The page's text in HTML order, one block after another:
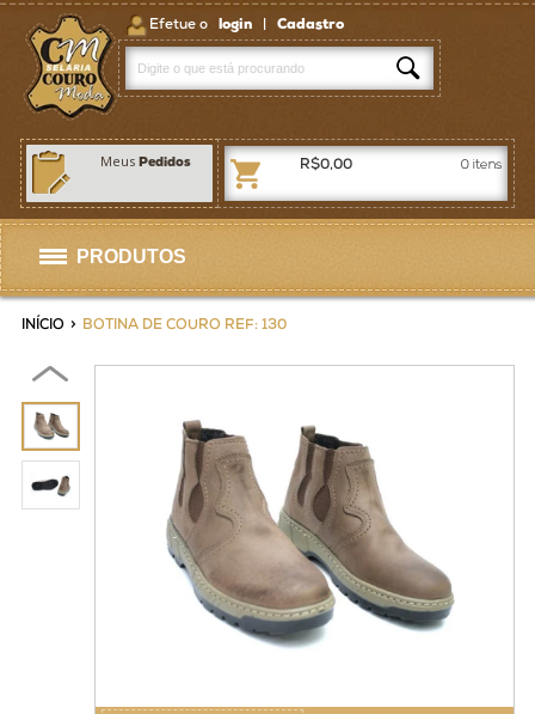
Efetue o login Cadastro
MeusPedidos 0itens
R$0,00
PRODUTOS
Selas
Artigos p/ Selaria
Bolsas / Pastas
Homens
INÍCIO > BOTINA DE COURO REF: 130